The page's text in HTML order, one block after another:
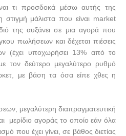
τι προσδοκά μέσω αυτής της
μάλιστα που είναι market
της αυξάνει σε μια αγορά που
πωλήσεων και δέχεται πιέσεις
(έχει υποχωρήσει 13% από το
τον δεύτερο μεγαλύτερο ρυθμό
με βάση τα όσα είπε χθες η
μεγαλύτερη διαπραγματευτική
μερίδιο αγοράς το οποίο εάν όλα
που έχει γίνει, σε βάθος διετίας